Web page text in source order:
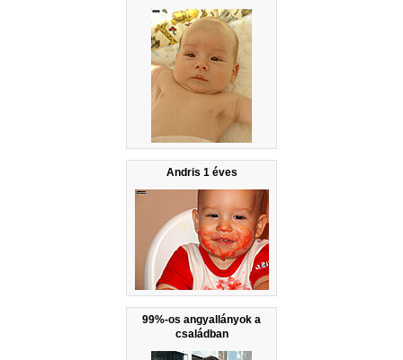
Andris 1 éves
99%-os angyallányok a
családban